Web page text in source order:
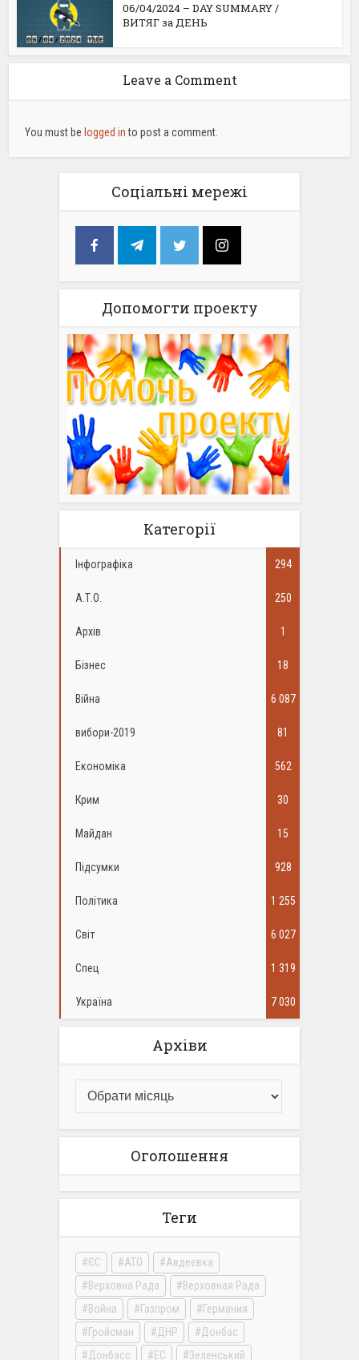
06/04/2024 – DAY SUMMARY /
ВИТЯГ за ДЕНЬ
Leave a Comment
You must be logged into post a comment.
Соціальні мережі
Допомогти проекту
Категорії
Інфографіка 294
А.Т.О. 250
Архів 1
Бізнес 18
Війна 6 087
вибори-2019 81
Економіка 562
Крим 30
Майдан 15
Підсумки 928
Політика 1 255
Світ 6 027
Спец 1 319
Україна 7 030
Архіви
Оголошення
Теги
ЄС АТО
Авдеевка
Верховна Рада
Верховная Рада
Война
Газпром
Германия
Гройсман
ДНР
Донбас
Донбасс
ЕС Зеленський